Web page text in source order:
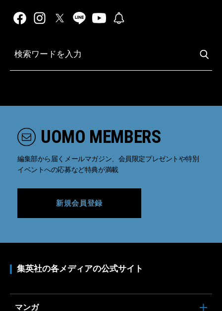
UOMO MEMBERS
編集部から届くメールマガジン、会員限定プレゼントや特別
イベントへの応募など特典が満載
新規会員登録
集英社の各メディアの公式サイト
マンガ